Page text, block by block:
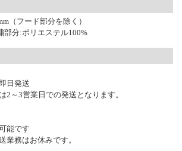
（フード部分を除く）
部分:ポリエステル100%
日発送
2～3営業日での発送となります。
能です
業務はお休みです。